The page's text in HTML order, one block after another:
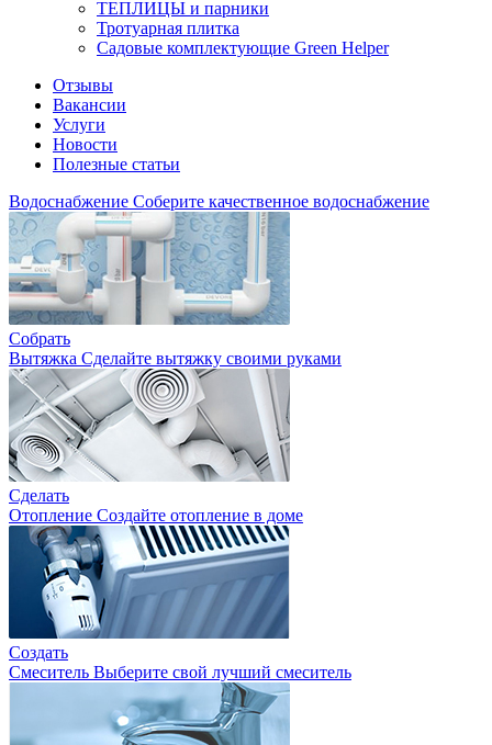
ТЕПЛИЦЫ и парники
Тротуарная плитка
Садовые комплектующие Green Helper
Отзывы
Вакансии
Услуги
Новости
Полезные статьи
Водоснабжение Соберите качественное водоснабжение
Собрать
Вытяжка Сделайте вытяжку своими руками
Сделать
Отопление Создайте отопление в доме
Создать
Смеситель Выберите свой лучший смеситель